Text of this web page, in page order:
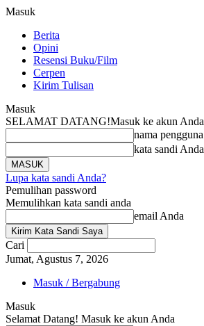
Masuk
Berita
Opini
Resensi Buku/Film
Cerpen
Kirim Tulisan
Masuk
SELAMAT DATANG!Masuk ke akun Anda
nama pengguna
kata sandi Anda
Lupa kata sandi Anda?
Pemulihan password
Memulihkan kata sandi anda
email Anda
Cari
Jumat, Agustus 7, 2026
Masuk / Bergabung
Masuk
Selamat Datang! Masuk ke akun Anda